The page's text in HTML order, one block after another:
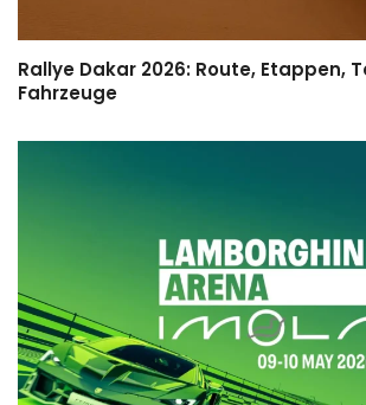
Rallye Dakar 2026: Route, Etappen,
Fahrzeuge